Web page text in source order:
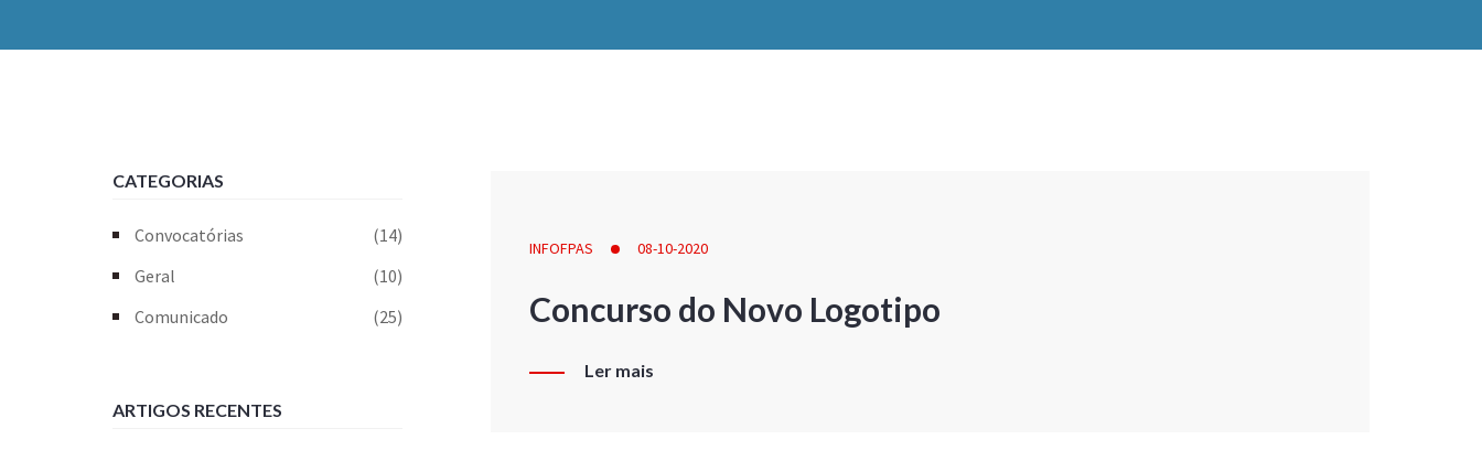
INFOFPAS 08-10-2020
Concurso do Novo Logotipo
Ler mais
CATEGORIAS
Convocatórias
(14)
Geral
(10)
Comunicado
(25)
ARTIGOS RECENTES